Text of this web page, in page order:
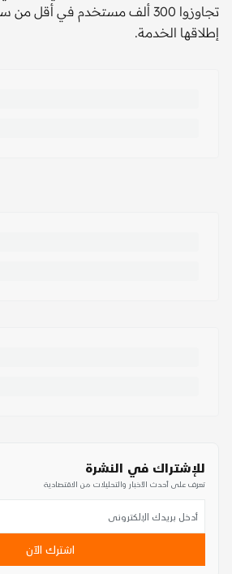
تجاوزوا 300 ألف مستخدم في
إطلاقها الخدمة.
للإشتراك في النشرة
تعرف على أحدث الأخبار والتحليلات من الاقتصادية
اشترك الآن